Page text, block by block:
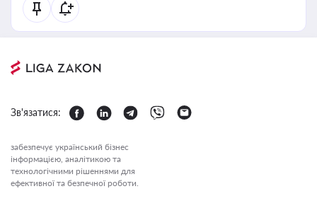
Зв'язатися:
забезпечує український бізнес
інформацією, аналітикою та
технологічними рішеннями для
ефективної та безпечної роботи.